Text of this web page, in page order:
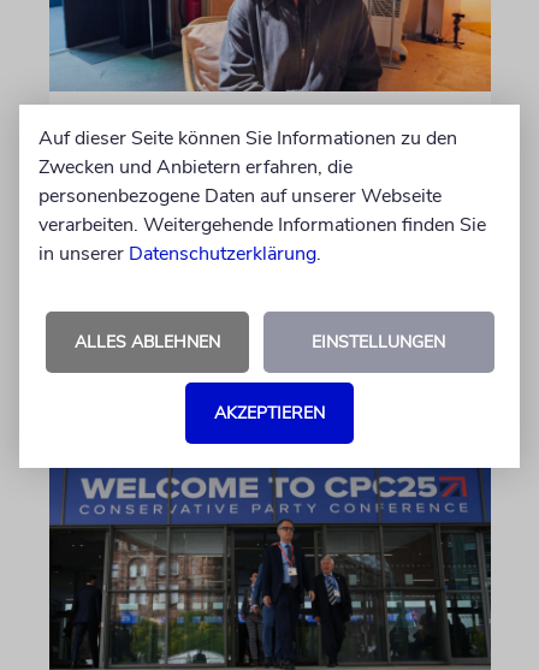
Seitenwechsel
In Stanford hetzte Taryn Thomas auf
Studentenprotesten gegen Israel. Dann sah sie
die Nova-Ausstellung – und wurde zur
von Daniel Zylbersztajn-Lewandowski
06.08.2026
Auf dieser Seite können Sie Informationen zu den
Zwecken und Anbietern erfahren, die
personenbezogene Daten auf unserer Webseite
verarbeiten. Weitergehende Informationen finden Sie
in unserer Datenschutzerklärung.
ALLES ABLEHNEN EINSTELLUNGEN
AKZEPTIEREN